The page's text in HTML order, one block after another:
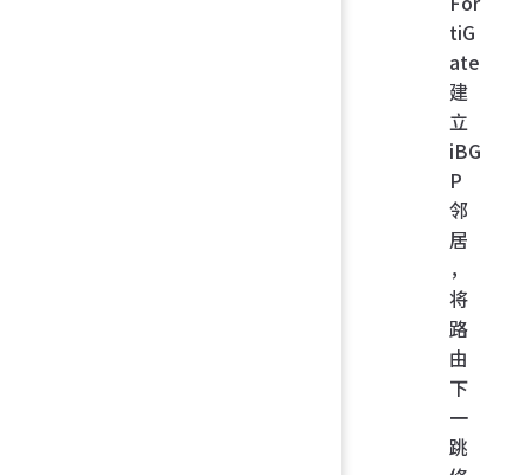
tiG
ate
建
立
iBG
P
邻
居
，
将
路
由
下
一
跳